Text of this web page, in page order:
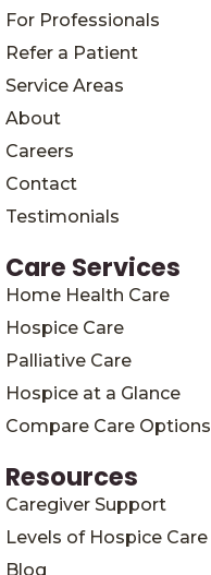
For Professionals
Refer a Patient
Service Areas
About
Careers
Contact
Testimonials
Care Services
Home Health Care
Hospice Care
Palliative Care
Hospice at a Glance
Compare Care Options
Resources
Caregiver Support
Levels of Hospice Care
Blog